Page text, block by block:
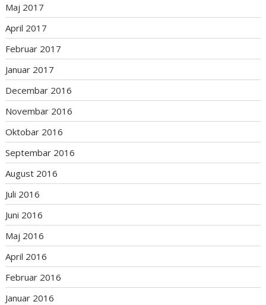
Maj 2017
April 2017
Februar 2017
Januar 2017
Decembar 2016
Novembar 2016
Oktobar 2016
Septembar 2016
August 2016
Juli 2016
Juni 2016
Maj 2016
April 2016
Februar 2016
Januar 2016